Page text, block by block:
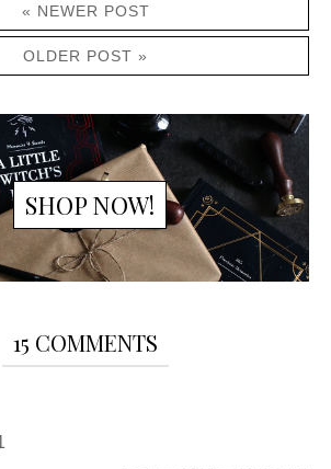
« NEWER POST
OLDER POST »
SHOP NOW!
15 COMMENTS